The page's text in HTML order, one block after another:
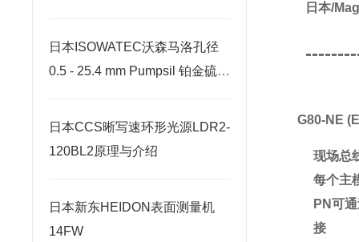
日本ISOWATEC沃森马洛孔径
0.5 - 25.4 mm Pumpsil 铂金硫化
日本CCS晰写速环形光源LDR2-
120BL2原理与介绍
日本新东HEIDON表面测量机
14FW
日本/
G80-NE
现场总
每个主
PN可
接